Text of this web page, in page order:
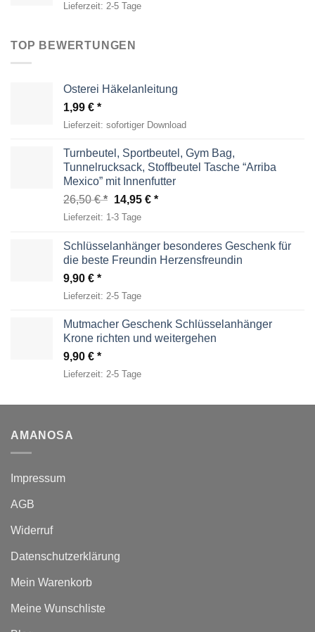
Lieferzeit: 2-5 Tage
TOP BEWERTUNGEN
Osterei Häkelanleitung
1,99 €
Lieferzeit: sofortiger Download
Turnbeutel, Sportbeutel, Gym Bag,
Tunnelrucksack, Stoffbeutel Tasche “Arriba
Mexico” mit Innenfutter
26,50€
Ursprünglicher
Preis
26,50 €
14,95 € Aktueller
14,95 €.
Lieferzeit: 1-3 Tage
Schlüsselanhänger besonderes Geschenk für
die beste Freundin Herzensfreundin
9,90 €
Lieferzeit: 2-5 Tage
Mutmacher Geschenk Schlüsselanhänger
Krone richten und weitergehen
9,90 €
Lieferzeit: 2-5 Tage
AMANOSA
Impressum
AGB
Widerruf
Datenschutzerklärung
Mein Warenkorb
Meine Wunschliste